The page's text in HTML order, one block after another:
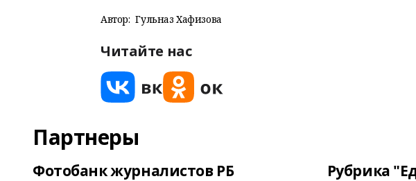
Автор: Гульназ Хафизова
Читайте нас
Партнеры
Фотобанк журналистов РБ Рубрика